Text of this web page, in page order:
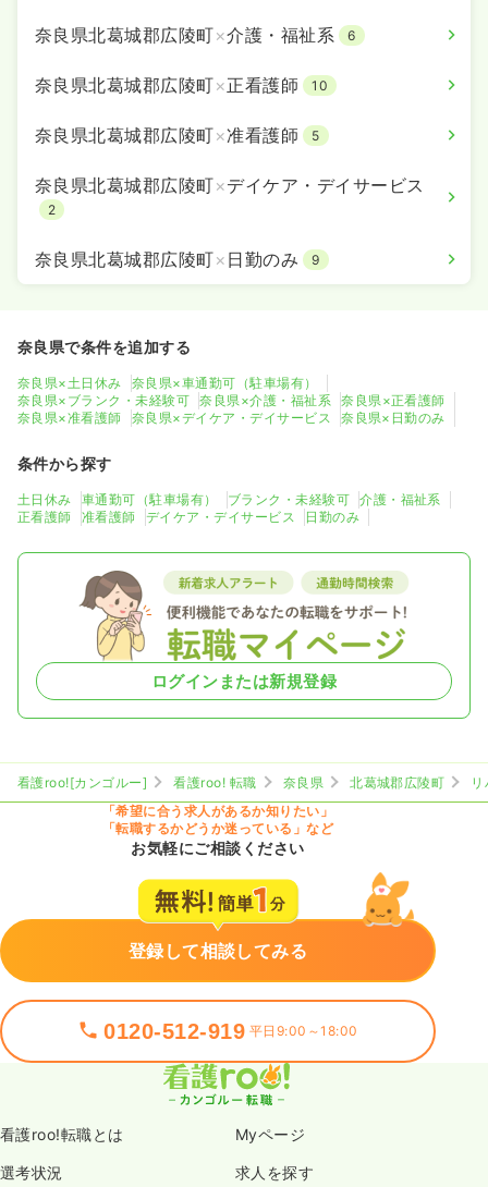
奈良県北葛城郡広陵町×介護・福祉系 6
奈良県北葛城郡広陵町×正看護師 10
奈良県北葛城郡広陵町×准看護師 5
奈良県北葛城郡広陵町×デイケア・デイサービス
2
奈良県北葛城郡広陵町× 日勤のみ 9
奈良県で条件を追加する
奈良県×土日休み
奈良県×車通勤可（駐車場有）
奈良県×ブランク・未経験可
奈良県×介護・福祉系
奈良県×正看護師
奈良県×准看護師
奈良県×デイケア・デイサービス 奈良県×日勤のみ
条件から探す
土日休み 車通勤可（駐車場有） ブランク・未経験可
介護・福祉系
正看護師
准看護師 デイケア・デイサービス 日勤のみ
ログインまたは新規登録
看護roo![カンゴルー] 看護roo! 転職 奈良県 北葛城郡広陵町
「希望に合う求人があるか知りたい」
「転職するかどうか迷っている」など
お気軽にご相談ください
登録して相談してみる
0120-512-919 平日9:00～18:00
看護roo!転職とは Myページ
選考状況 求人を探す